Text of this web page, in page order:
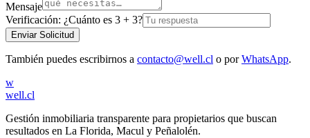
Mensaje
Verificación: ¿Cuánto es 3 + 3?
Enviar Solicitud
También puedes escribirnos a contacto@well.cl o por WhatsApp.
w
well.cl
Gestión inmobiliaria transparente para propietarios que buscan
resultados en La Florida, Macul y Peñalolén.